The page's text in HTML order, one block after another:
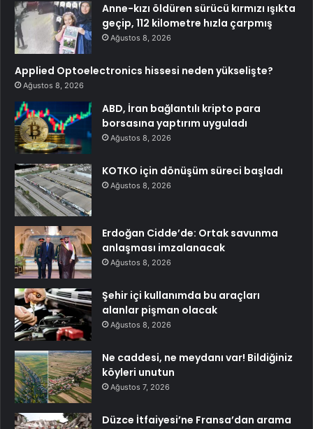
Anne-kızı öldüren sürücü kırmızı ışıkta
geçip, 112 kilometre hızla çarpmış
Ağustos 8, 2026
Applied Optoelectronics hissesi neden yükselişte?
Ağustos 8, 2026
ABD, İran bağlantılı kripto para
borsasına yaptırım uyguladı
Ağustos 8, 2026
KOTKO için dönüşüm süreci başladı
Ağustos 8, 2026
Erdoğan Cidde’de: Ortak savunma
anlaşması imzalanacak
Ağustos 8, 2026
Şehir içi kullanımda bu araçları
alanlar pişman olacak
Ağustos 8, 2026
Ne caddesi, ne meydanı var! Bildiğiniz
köyleri unutun
Ağustos 7, 2026
Düzce İtfaiyesi’ne Fransa’dan arama